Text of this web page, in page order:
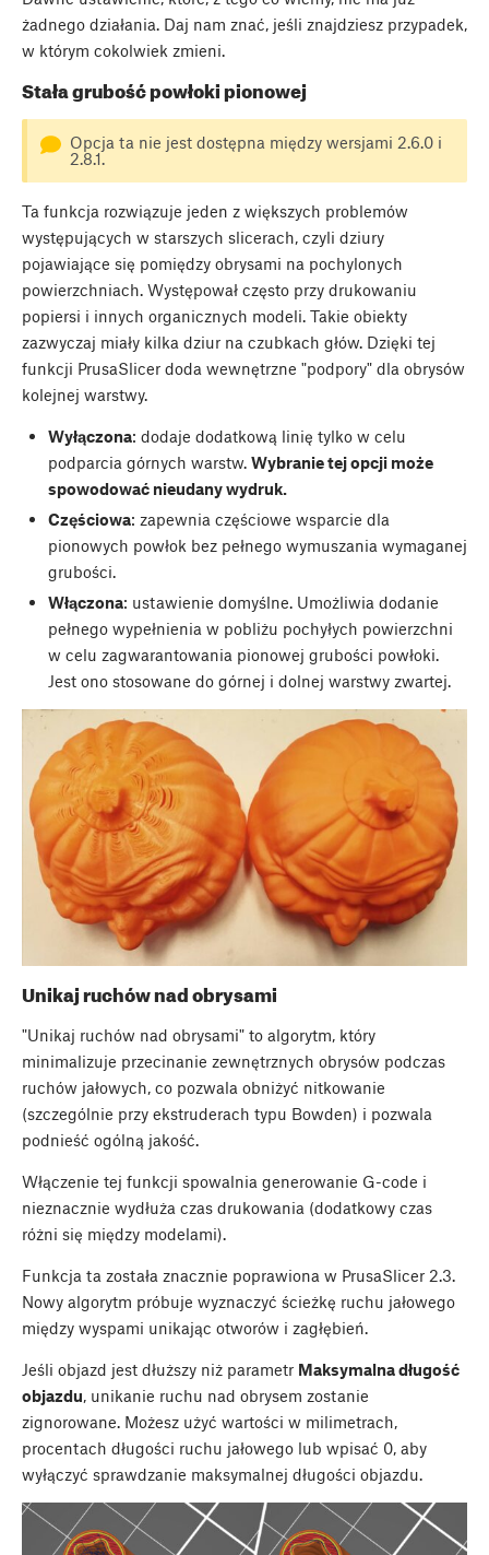
żadnego działania. Daj nam znać, jeśli znajdziesz przypadek,
w którym cokolwiek zmieni.
Stała grubość powłoki pionowej
Opcja ta nie jest dostępna między wersjami 2.6.0 i
2.8.1.
Ta funkcja rozwiązuje jeden z większych problemów
występujących w starszych slicerach, czyli dziury
pojawiające się pomiędzy obrysami na pochylonych
powierzchniach. Występował często przy drukowaniu
popiersi i innych organicznych modeli. Takie obiekty
zazwyczaj miały kilka dziur na czubkach głów. Dzięki tej
funkcji PrusaSlicer doda wewnętrzne "podpory" dla obrysów
kolejnej warstwy.
Wyłączona: dodaje dodatkową linię tylko w celu
podparcia górnych warstw. Wybranie tej opcji może
spowodować nieudany wydruk.
Częściowa: zapewnia częściowe wsparcie dla
pionowych powłok bez pełnego wymuszania wymaganej
grubości.
Włączona: ustawienie domyślne. Umożliwia dodanie
pełnego wypełnienia w pobliżu pochyłych powierzchni
w celu zagwarantowania pionowej grubości powłoki.
Jest ono stosowane do górnej i dolnej warstwy zwartej.
Unikaj ruchów nad obrysami
"Unikaj ruchów nad obrysami" to algorytm, który
minimalizuje przecinanie zewnętrznych obrysów podczas
ruchów jałowych, co pozwala obniżyć nitkowanie
(szczególnie przy ekstruderach typu Bowden) i pozwala
podnieść ogólną jakość.
Włączenie tej funkcji spowalnia generowanie G-code i
nieznacznie wydłuża czas drukowania (dodatkowy czas
różni się między modelami).
Funkcja ta została znacznie poprawiona w PrusaSlicer 2.3.
Nowy algorytm próbuje wyznaczyć ścieżkę ruchu jałowego
między wyspami unikając otworów i zagłębień.
Jeśli objazd jest dłuższy niż parametr Maksymalna długość
objazdu, unikanie ruchu nad obrysem zostanie
zignorowane. Możesz użyć wartości w milimetrach,
procentach długości ruchu jałowego lub wpisać 0, aby
wyłączyć sprawdzanie maksymalnej długości objazdu.